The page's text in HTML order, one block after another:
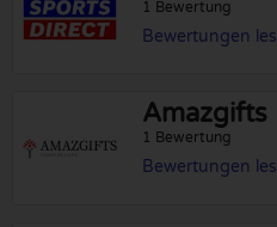
1 Bewertung
Bewertungen
Amazgifts
1 Bewertung
Bewertungen